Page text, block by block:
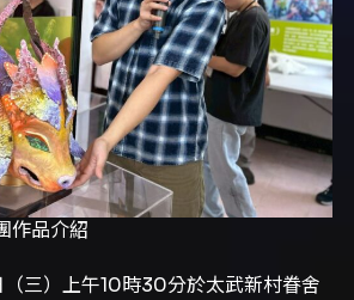
作品介紹
（三）上午10時30分於太武新村眷舍